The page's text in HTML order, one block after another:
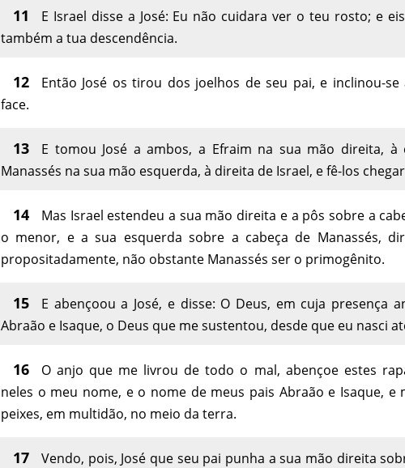
11
E Israel disse a José: Eu não cuidara ver o teu rosto; e
também a tua descendência.
12
Então José os tirou dos joelhos de seu pai, e inclinou-
face.
13
E tomou José a ambos, a Efraim na sua mão direita, à
Manassés na sua mão esquerda, à direita de Israel, e fê-los
14
Mas Israel estendeu a sua mão direita e a pôs sobre a
o menor, e a sua esquerda sobre a cabeça de Manassés,
propositadamente, não obstante Manassés ser o primogênito.
15
E abençoou a José, e disse: O Deus, em cuja presença
Abraão e Isaque, o Deus que me sustentou, desde que eu nasci
16
O anjo que me livrou de todo o mal, abençoe estes
neles o meu nome, e o nome de meus pais Abraão e Isaque, e
peixes, em multidão, no meio da terra.
17
Vendo, pois, José que seu pai punha a sua mão direita